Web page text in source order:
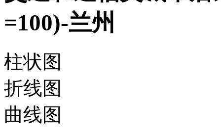
=100)-兰州
柱状图
折线图
曲线图